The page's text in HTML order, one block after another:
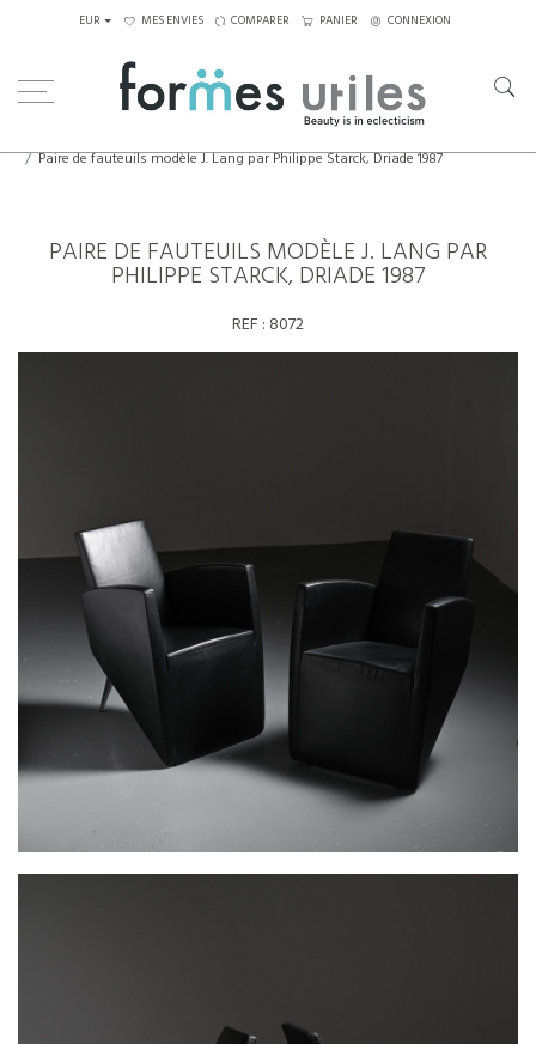
EUR MES ENVIES COMPARER PANIER CONNEXION
Paire de fauteuils modèle J. Lang par Philippe Starck, Driade 1987
PAIRE DE FAUTEUILS MODÈLE J. LANG PAR
PHILIPPE STARCK, DRIADE 1987
REF : 8072